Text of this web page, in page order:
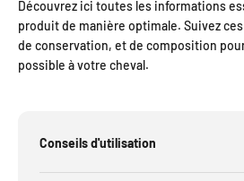
Découvrez ici toutes les informations
produit de manière optimale. Suivez
de conservation, et de composition
possible à votre cheval.
Conseils d'utilisation